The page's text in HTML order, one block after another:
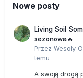
Nowe posty
Living Soil
sezonowa🔥
Przez Wesoły
temu
A swoją drogą